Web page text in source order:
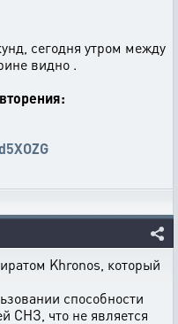
сегодня утром между
видно .
Khronos, который
способности
СНЗ, что не является